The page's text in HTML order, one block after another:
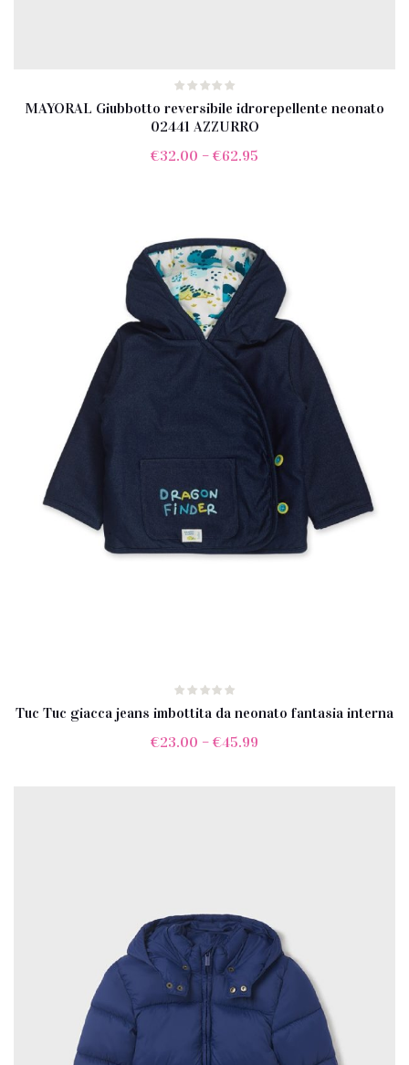
MAYORAL Giubbotto reversibile idrorepellente neonato
02441 AZZURRO
€32.00 – €62.95
Tuc Tuc giacca jeans imbottita da neonato fantasia interna
€23.00 – €45.99